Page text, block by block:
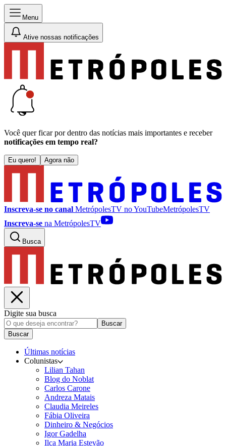
Menu
Ative nossas notificações
Você quer ficar por dentro das notícias mais importantes e receber
notificações em tempo real?
Eu quero! Agora não
Inscreva-se no canal MetrópolesTV noYouTubeMetrópolesTV
Inscreva-se na MetrópolesTV
Busca
Digite sua busca
Buscar
Buscar
Últimas notícias
Colunistas
Lilian Tahan
Blog do Noblat
Carlos Carone
Andreza Matais
Claudia Meireles
Fábia Oliveira
Dinheiro & Negócios
Igor Gadelha
Ilca Maria Estevão